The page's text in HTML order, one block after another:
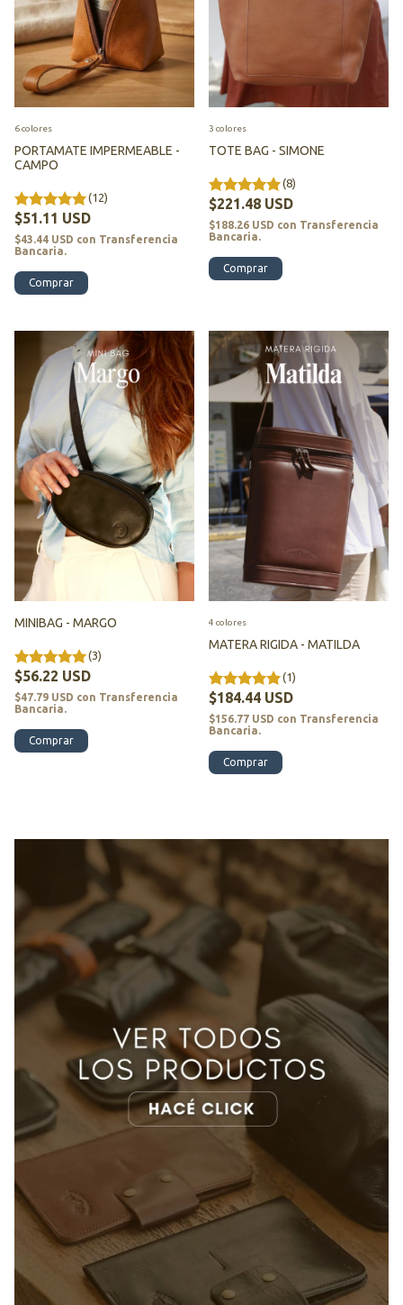
PORTAMATE IMPERMEABLE -
CAMPO
(12)
$51.11 USD
$43.44 USD con Transferencia
Bancaria.
6 colores
Comprar
TOTE BAG - SIMONE
(8)
$221.48 USD
$188.26 USD con Transferencia
Bancaria.
3 colores
Comprar
MINIBAG - MARGO
(3)
$56.22 USD
$47.79 USD con Transferencia
Bancaria.
Comprar
MATERA RIGIDA - MATILDA
(1)
$184.44 USD
$156.77 USD con Transferencia
Bancaria.
4 colores
Comprar